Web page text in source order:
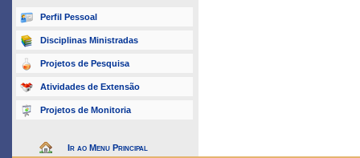
Perfil Pessoal
Disciplinas Ministradas
Projetos de Pesquisa
Atividades de Extensão
Projetos de Monitoria
Ir ao Menu Principal